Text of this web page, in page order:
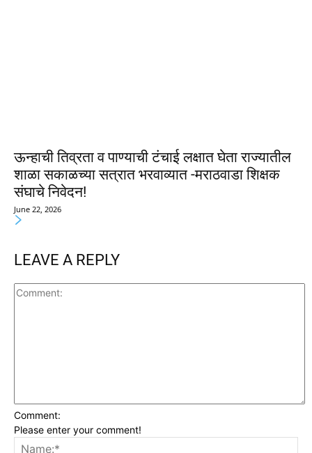
ऊन्हाची तिव्रता व पाण्याची टंचाई लक्षात घेता राज्यातील
शाळा सकाळच्या सत्रात भरवाव्यात -मराठवाडा शिक्षक
संघाचे निवेदन!
June 22, 2026
LEAVE A REPLY
Comment:
Please enter your comment!